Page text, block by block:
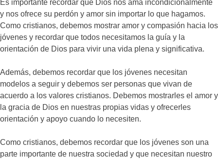
Es importante recordar que Dios nos ama incondicionalmente
y nos ofrece su perdón y amor sin importar lo que hagamos.
Como cristianos, debemos mostrar amor y compasión hacia los
jóvenes y recordar que todos necesitamos la guía y la
orientación de Dios para vivir una vida plena y significativa.
Además, debemos recordar que los jóvenes necesitan
modelos a seguir y debemos ser personas que vivan de
acuerdo a los valores cristianos. Debemos mostrarles el amor y
la gracia de Dios en nuestras propias vidas y ofrecerles
orientación y apoyo cuando lo necesiten.
Como cristianos, debemos recordar que los jóvenes son una
parte importante de nuestra sociedad y que necesitan nuestro